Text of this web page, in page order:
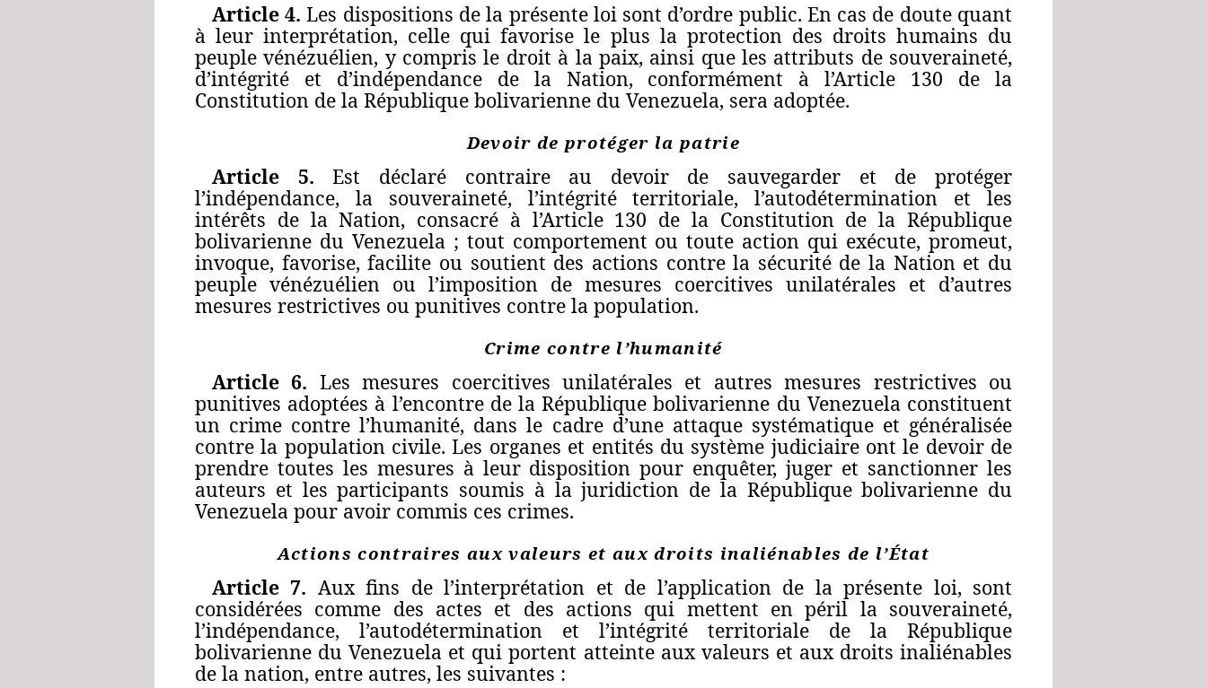
Article 4. Les dispositions de la présente loi sont d’ordre public. En cas de doute quant
à leur interprétation, celle qui favorise le plus la protection des droits humains du
peuple vénézuélien, y compris le droit à la paix, ainsi que les attributs de souveraineté,
d’intégrité et d’indépendance de la Nation, conformément à l’Article 130 de la
Constitution de la République bolivarienne du Venezuela, sera adoptée.
Devoir de protéger la patrie
Article 5. Est déclaré contraire au devoir de sauvegarder et de protéger
l’indépendance, la souveraineté, l’intégrité territoriale, l’autodétermination et les
intérêts de la Nation, consacré à l’Article 130 de la Constitution de la République
bolivarienne du Venezuela ; tout comportement ou toute action qui exécute, promeut,
invoque, favorise, facilite ou soutient des actions contre la sécurité de la Nation et du
peuple vénézuélien ou l’imposition de mesures coercitives unilatérales et d’autres
mesures restrictives ou punitives contre la population.
Crime contre l’humanité
Article 6. Les mesures coercitives unilatérales et autres mesures restrictives ou
punitives adoptées à l’encontre de la République bolivarienne du Venezuela constituent
un crime contre l’humanité, dans le cadre d’une attaque systématique et généralisée
contre la population civile. Les organes et entités du système judiciaire ont le devoir de
prendre toutes les mesures à leur disposition pour enquêter, juger et sanctionner les
auteurs et les participants soumis à la juridiction de la République bolivarienne du
Venezuela pour avoir commis ces crimes.
Actions contraires aux valeurs et aux droits inaliénables de l’État
Article 7. Aux fins de l’interprétation et de l’application de la présente loi, sont
considérées comme des actes et des actions qui mettent en péril la souveraineté,
l’indépendance, l’autodétermination et l’intégrité territoriale de la République
bolivarienne du Venezuela et qui portent atteinte aux valeurs et aux droits inaliénables
de la nation, entre autres, les suivantes :